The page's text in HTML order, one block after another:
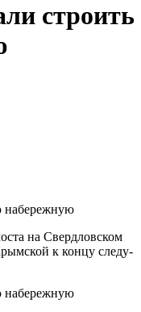
строить
к концу следу­